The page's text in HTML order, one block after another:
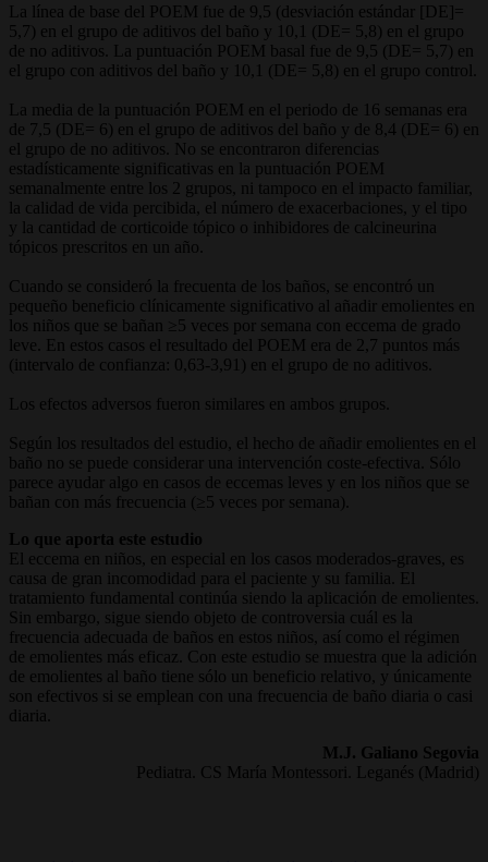
La línea de base del POEM fue de 9,5 (desviación estándar [DE]=
5,7) en el grupo de aditivos del baño y 10,1 (DE= 5,8) en el grupo
de no aditivos. La puntuación POEM basal fue de 9,5 (DE= 5,7) en
el grupo con aditivos del baño y 10,1 (DE= 5,8) en el grupo control.
La media de la puntuación POEM en el periodo de 16 semanas era
de 7,5 (DE= 6) en el grupo de aditivos del baño y de 8,4 (DE= 6) en
el grupo de no aditivos. No se encontraron diferencias
estadísticamente significativas en la puntuación POEM
semanalmente entre los 2 grupos, ni tampoco en el impacto familiar,
la calidad de vida percibida, el número de exacerbaciones, y el tipo
y la cantidad de corticoide tópico o inhibidores de calcineurina
tópicos prescritos en un año.
Cuando se consideró la frecuenta de los baños, se encontró un
pequeño beneficio clínicamente significativo al añadir emolientes en
los niños que se bañan ≥5 veces por semana con eccema de grado
leve. En estos casos el resultado del POEM era de 2,7 puntos más
(intervalo de confianza: 0,63-3,91) en el grupo de no aditivos.
Los efectos adversos fueron similares en ambos grupos.
Según los resultados del estudio, el hecho de añadir emolientes en el
baño no se puede considerar una intervención coste-efectiva. Sólo
parece ayudar algo en casos de eccemas leves y en los niños que se
bañan con más frecuencia (≥5 veces por semana).
Lo que aporta este estudio
El eccema en niños, en especial en los casos moderados-graves, es
causa de gran incomodidad para el paciente y su familia. El
tratamiento fundamental continúa siendo la aplicación de emolientes.
Sin embargo, sigue siendo objeto de controversia cuál es la
frecuencia adecuada de baños en estos niños, así como el régimen
de emolientes más eficaz. Con este estudio se muestra que la adición
de emolientes al baño tiene sólo un beneficio relativo, y únicamente
son efectivos si se emplean con una frecuencia de baño diaria o casi
diaria.
M.J. Galiano Segovia
Pediatra. CS María Montessori. Leganés (Madrid)